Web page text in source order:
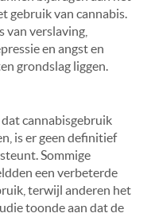
gebruik van cannabis.
van verslaving,
en angst en
grondslag liggen.
cannabisgebruik
is er geen definitief
Sommige
een verbeterde
terwijl anderen het
toonde aan dat de